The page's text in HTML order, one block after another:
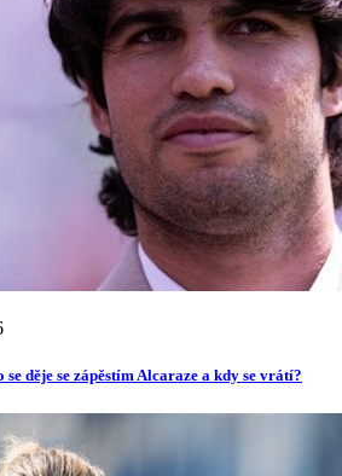
se děje se zápěstím Alcaraze a kdy se vrátí?